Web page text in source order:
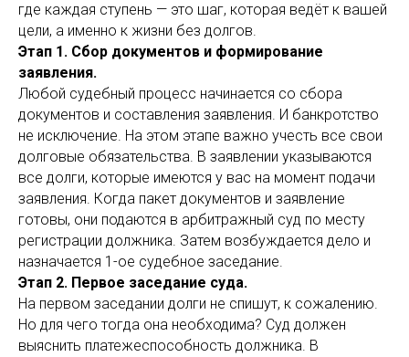
где каждая ступень — это шаг, которая ведёт к вашей
цели, а именно к жизни без долгов.
Этап 1. Сбор документов и формирование
заявления.
Любой судебный процесс начинается со сбора
документов и составления заявления. И банкротство
не исключение. На этом этапе важно учесть все свои
долговые обязательства. В заявлении указываются
все долги, которые имеются у вас на момент подачи
заявления. Когда пакет документов и заявление
готовы, они подаются в арбитражный суд по месту
регистрации должника. Затем возбуждается дело и
назначается 1-ое судебное заседание.
Этап 2. Первое заседание суда.
На первом заседании долги не спишут, к сожалению.
Но для чего тогда она необходима? Суд должен
выяснить платежеспособность должника. В